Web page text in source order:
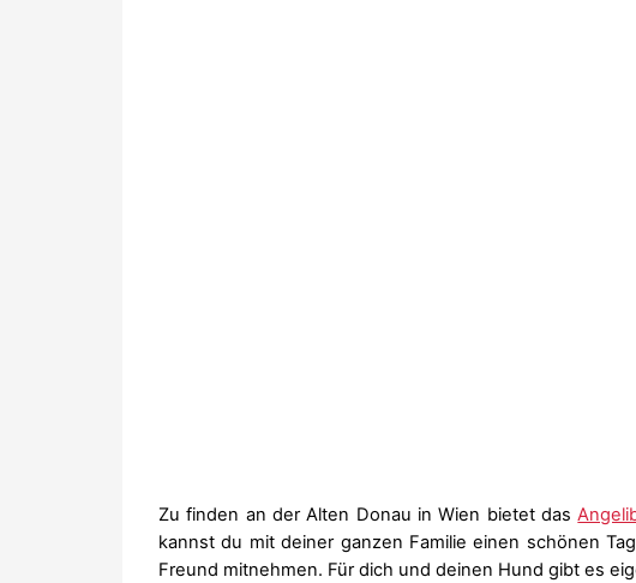
Zu finden an der Alten Donau in Wien bietet das
kannst du mit deiner ganzen Familie einen schönen
Freund mitnehmen. Für dich und deinen Hund gibt es